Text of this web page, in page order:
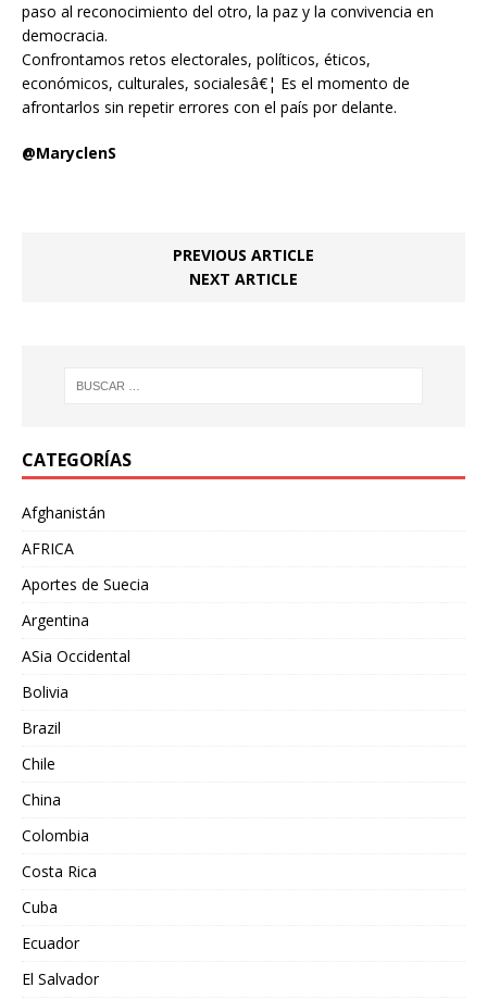
paso al reconocimiento del otro, la paz y la convivencia en
democracia.
Confrontamos retos electorales, políticos, éticos,
económicos, culturales, socialesâ€¦ Es el momento de
afrontarlos sin repetir errores con el país por delante.
@MaryclenS
PREVIOUS ARTICLE
NEXT ARTICLE
CATEGORÍAS
Afghanistán
AFRICA
Aportes de Suecia
Argentina
ASia Occidental
Bolivia
Brazil
Chile
China
Colombia
Costa Rica
Cuba
Ecuador
El Salvador